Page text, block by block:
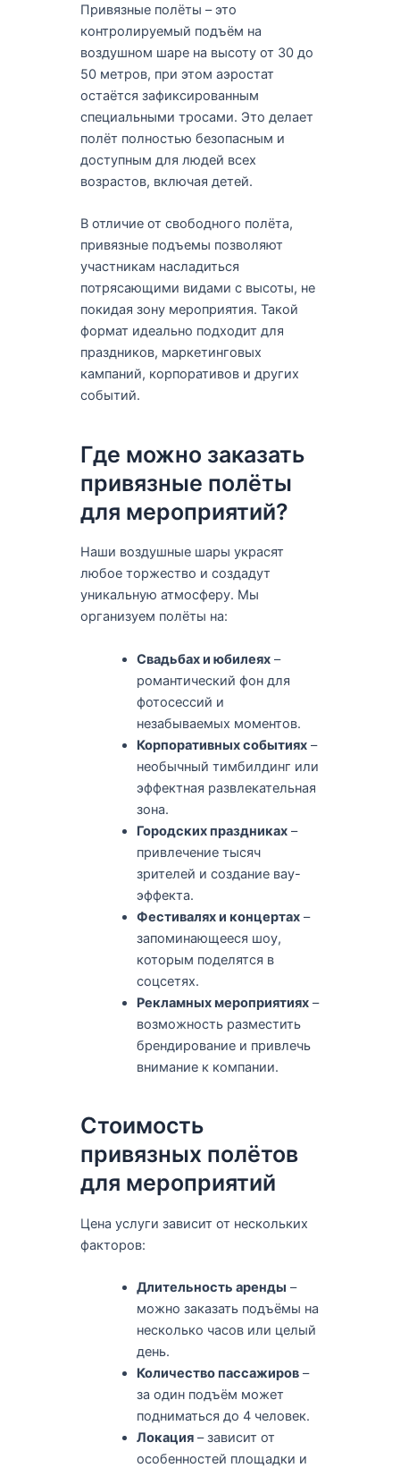
Привязные полёты – это
контролируемый подъём на
воздушном шаре на высоту от 30 до
50 метров, при этом аэростат
остаётся зафиксированным
специальными тросами. Это делает
полёт полностью безопасным и
доступным для людей всех
возрастов, включая детей.
В отличие от свободного полёта,
привязные подъемы позволяют
участникам насладиться
потрясающими видами с высоты, не
покидая зону мероприятия. Такой
формат идеально подходит для
праздников, маркетинговых
кампаний, корпоративов и других
событий.
Где можно заказать
привязные полёты
для мероприятий?
Наши воздушные шары украсят
любое торжество и создадут
уникальную атмосферу. Мы
организуем полёты на:
Свадьбах и юбилеях –
романтический фон для
фотосессий и
незабываемых моментов.
Корпоративных событиях –
необычный тимбилдинг или
эффектная развлекательная
зона.
Городских праздниках –
привлечение тысяч
зрителей и создание вау-
эффекта.
Фестивалях и концертах –
запоминающееся шоу,
которым поделятся в
соцсетях.
Рекламных мероприятиях –
возможность разместить
брендирование и привлечь
внимание к компании.
Стоимость
привязных полётов
для мероприятий
Цена услуги зависит от нескольких
факторов:
Длительность аренды –
можно заказать подъёмы на
несколько часов или целый
день.
Количество пассажиров –
за один подъём может
подниматься до 4 человек.
Локация – зависит от
особенностей площадки и